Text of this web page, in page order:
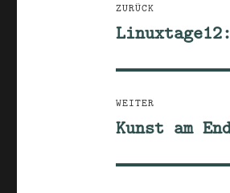
ZURÜCK
Vorheriger
WEITER
Nächster
Kunst am